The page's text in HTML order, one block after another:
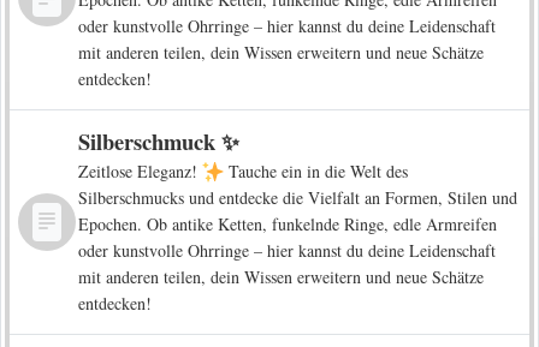
oder kunstvolle Ohrringe – hier kannst du deine Leidenschaft
mit anderen teilen, dein Wissen erweitern und neue Schätze
entdecken!
Silberschmuck ✨
Zeitlose Eleganz!
Tauche ein in die Welt des
Silberschmucks und entdecke die Vielfalt an Formen, Stilen und
Epochen. Ob antike Ketten, funkelnde Ringe, edle Armreifen
oder kunstvolle Ohrringe – hier kannst du deine Leidenschaft
mit anderen teilen, dein Wissen erweitern und neue Schätze
entdecken!